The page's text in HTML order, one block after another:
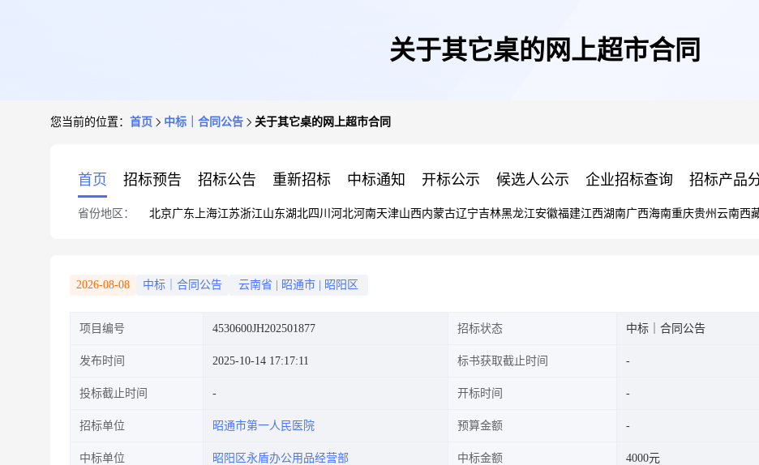
关于其它桌的网上超市合同
您当前的位置： 首页 中标｜合同公告 关于其它桌的网上超市合同
首页 招标预告 招标公告 重新招标 中标通知 开标公示 候选人公示 企业招标查询 招标产品
省份地区： 北京广东 上海江苏浙江山东湖北四川 河北河南天津山西内蒙古辽宁吉林黑龙江安徽福建江西湖南广西海南重庆贵州 云南西
2026-08-08 中标｜合同公告 云南省 昭通市 昭阳区
项目编号 4530600JH202501877 招标状态 中标｜合同公告
发布时间 2025-10-14 17:17:11 标书获取截止时间
投标截止时间 开标时间
招标单位 昭通市第一人民医院 预算金额
中标单位 昭阳区永盾办公用品经营部 中标金额 4000元